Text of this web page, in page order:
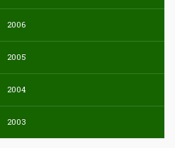
2006
2005
2004
2003